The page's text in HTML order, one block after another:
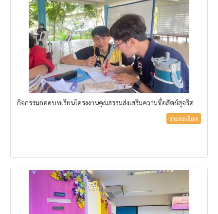
กิจกรรมถอดบทเรียนโครงงานคุณธรรมส่งเสริมความซื่อสัตย์สุจริต
รายละเอียด